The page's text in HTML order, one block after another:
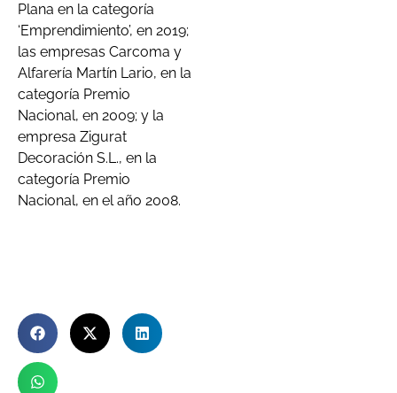
Plana en la categoría
‘Emprendimiento’, en 2019;
las empresas Carcoma y
Alfarería Martín Lario, en la
categoría Premio
Nacional, en 2009; y la
empresa Zigurat
Decoración S.L., en la
categoría Premio
Nacional, en el año 2008.